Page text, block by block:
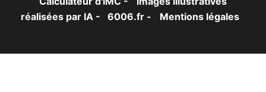
réalisées par IA -
6006.fr - Mentions légales